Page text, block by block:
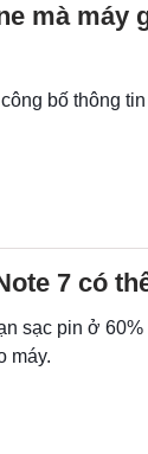
mà máy
bố thông
7 có
sạc pin ở
máy.